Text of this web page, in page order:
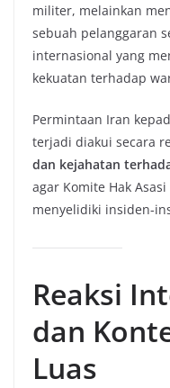
militer, melainkan
sebuah pelanggaran
internasional yang
kekuatan terhadap
Permintaan Iran
terjadi diakui secara
dan kejahatan
agar Komite Hak
menyelidiki insiden-
Reaksi
dan
Luas